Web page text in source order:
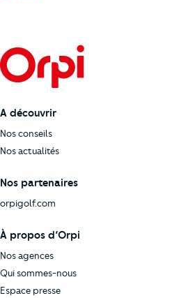
A découvrir
Nos conseils
Nos actualités
Nos partenaires
orpigolf.com
À propos d’Orpi
Nos agences
Qui sommes-nous
Espace presse